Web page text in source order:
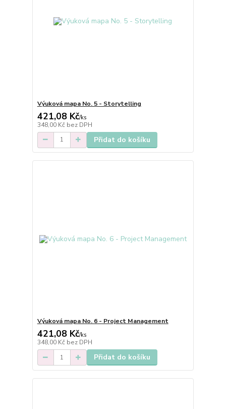
Výuková mapa No. 5 - Storytelling
421,08 Kč/ks
348,00 Kč bez DPH
Přidat do košíku
Výuková mapa No. 6 - Project Management
421,08 Kč/ks
348,00 Kč bez DPH
Přidat do košíku